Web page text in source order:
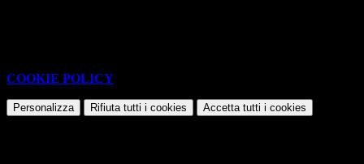
COOKIE POLICY
Personalizza Rifiuta tutti i cookies Accetta tutti i cookies